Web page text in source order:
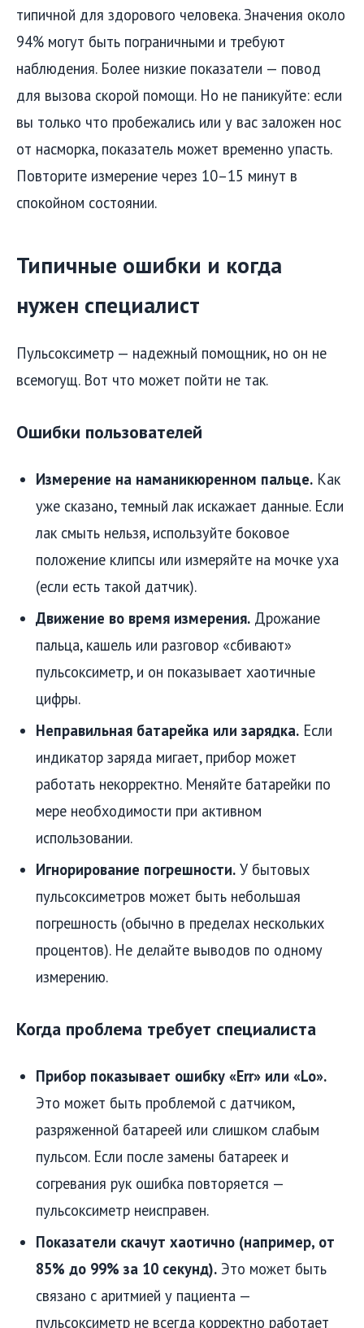
типичной для здорового человека. Значения около
94% могут быть пограничными и требуют
наблюдения. Более низкие показатели — повод
для вызова скорой помощи. Но не паникуйте: если
вы только что пробежались или у вас заложен нос
от насморка, показатель может временно упасть.
Повторите измерение через 10–15 минут в
спокойном состоянии.
Типичные ошибки и когда
нужен специалист
Пульсоксиметр — надежный помощник, но он не
всемогущ. Вот что может пойти не так.
Ошибки пользователей
Измерение на наманикюренном пальце. Как
уже сказано, темный лак искажает данные. Если
лак смыть нельзя, используйте боковое
положение клипсы или измеряйте на мочке уха
(если есть такой датчик).
Движение во время измерения. Дрожание
пальца, кашель или разговор «сбивают»
пульсоксиметр, и он показывает хаотичные
цифры.
Неправильная батарейка или зарядка. Если
индикатор заряда мигает, прибор может
работать некорректно. Меняйте батарейки по
мере необходимости при активном
использовании.
Игнорирование погрешности. У бытовых
пульсоксиметров может быть небольшая
погрешность (обычно в пределах нескольких
процентов). Не делайте выводов по одному
измерению.
Когда проблема требует специалиста
Прибор показывает ошибку «Err» или «Lo».
Это может быть проблемой с датчиком,
разряженной батареей или слишком слабым
пульсом. Если после замены батареек и
согревания рук ошибка повторяется —
пульсоксиметр неисправен.
Показатели скачут хаотично (например, от
85% до 99% за 10 секунд). Это может быть
связано с аритмией у пациента —
пульсоксиметр не всегда корректно работает